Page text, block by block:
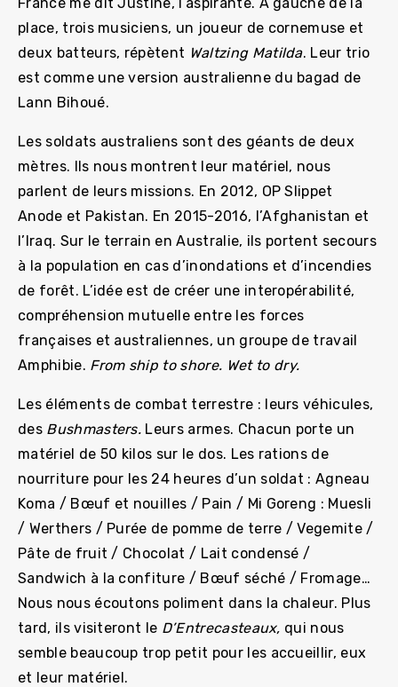
place, trois musiciens, un joueur de cornemuse et
deux batteurs, répètent Waltzing Matilda. Leur trio
est comme une version australienne du bagad de
Lann Bihoué.
Les soldats australiens sont des géants de deux
mètres. Ils nous montrent leur matériel, nous
parlent de leurs missions. En 2012, OP Slippet
Anode et Pakistan. En 2015-2016, l’Afghanistan et
l’Iraq. Sur le terrain en Australie, ils portent secours
à la population en cas d’inondations et d’incendies
de forêt. L’idée est de créer une interopérabilité,
compréhension mutuelle entre les forces
françaises et australiennes, un groupe de travail
Amphibie. From ship to shore. Wet to dry.
Les éléments de combat terrestre : leurs véhicules,
des Bushmasters. Leurs armes. Chacun porte un
matériel de 50 kilos sur le dos. Les rations de
nourriture pour les 24 heures d’un soldat : Agneau
Koma / Bœuf et nouilles / Pain / Mi Goreng : Muesli
/ Werthers / Purée de pomme de terre / Vegemite /
Pâte de fruit / Chocolat / Lait condensé /
Sandwich à la confiture / Bœuf séché / Fromage…
Nous nous écoutons poliment dans la chaleur. Plus
tard, ils visiteront le D’Entrecasteaux, qui nous
semble beaucoup trop petit pour les accueillir, eux
et leur matériel.